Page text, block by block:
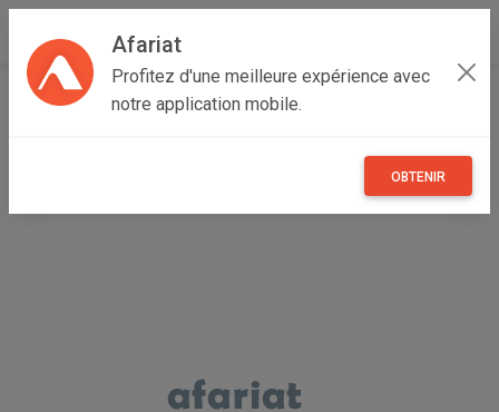
Afariat
Profitez d'une meilleure expérience avec
notre application mobile.
OBTENIR
Accueil Multimedia Cap bon - Sahel